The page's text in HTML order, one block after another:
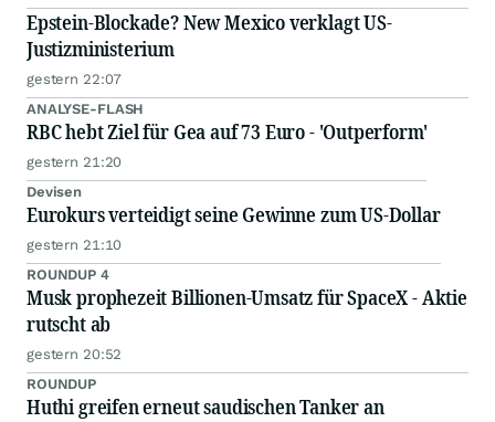
Epstein-Blockade? New Mexico verklagt US-
Justizministerium
gestern 22:07
ANALYSE-FLASH
RBC hebt Ziel für Gea auf 73 Euro - 'Outperform'
gestern 21:20
Devisen
Eurokurs verteidigt seine Gewinne zum US-Dollar
gestern 21:10
ROUNDUP 4
Musk prophezeit Billionen-Umsatz für SpaceX - Aktie
rutscht ab
gestern 20:52
ROUNDUP
Huthi greifen erneut saudischen Tanker an